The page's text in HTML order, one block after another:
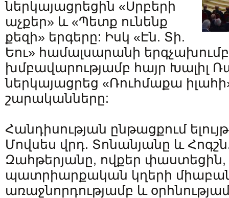
ներկայացրեցին «Սրբերի
աչքեր» և «Պետք ունենք
քեզի» երգերը: Իսկ «Էն. Տի.
Եու» համալսարանի
խմբավարությամբ հայր Խալիլ
ներկայացրեց «Ռուհմաքա
շարականները:
Հանդիսության ընթացքում
Մովսես վրդ. Տոնանյանը և
Զահթերյանը, ովքեր փաստեցին,
պատրիարքական կղերի
առաջնորդությամբ և